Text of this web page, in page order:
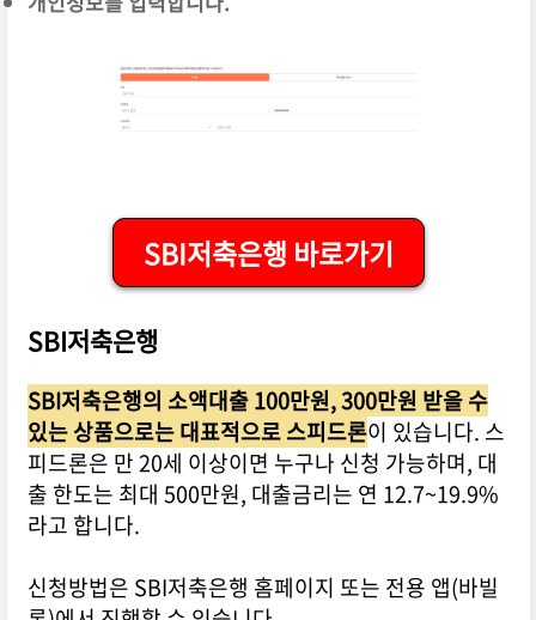
SBI저축은행 바로가기
SBI저축은행
SBI저축은행의 소액대출 100만원, 300만원 받을 수
있는 상품으로는 대표적으로 스피드론이 있습니다. 스
피드론은 만 20세 이상이면 누구나 신청 가능하며, 대
출 한도는 최대 500만원, 대출금리는 연 12.7~19.9%
라고 합니다.
신청방법은 SBI저축은행 홈페이지 또는 전용 앱(바빌